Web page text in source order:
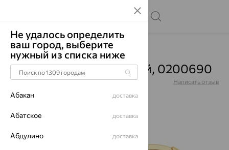
Главная Каталог Серьги Без вставок
Серьги, золото, красный, 0200690
Артикул:0200690 Написать отзыв
Не удалось определить
ваш город, выберите
нужный из списка ниже
Абакан доставка
Абатское доставка
Абдулино доставка